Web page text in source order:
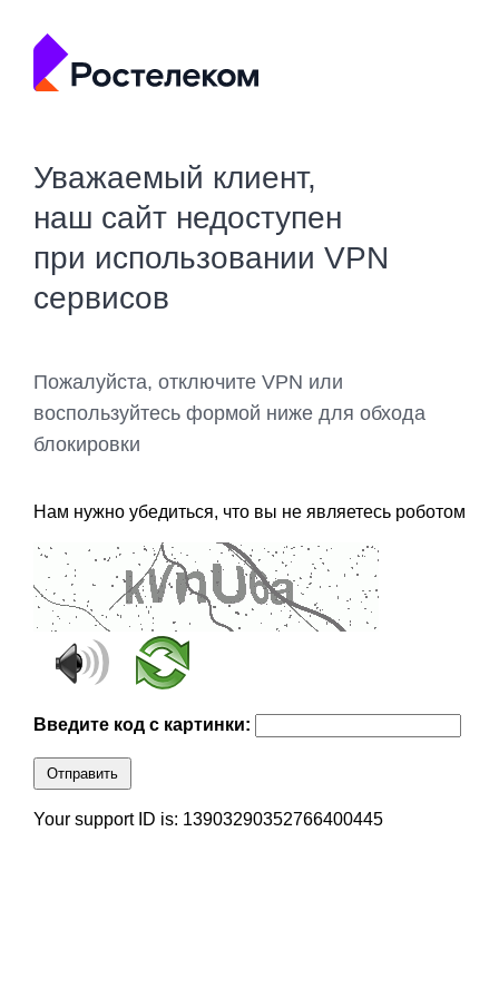
Уважаемый клиент,
наш сайт недоступен
при использовании VPN
сервисов
Пожалуйста, отключите VPN или
воспользуйтесь формой ниже для обхода
блокировки
Нам нужно убедиться, что вы не являетесь роботом
Введите код с картинки:
Отправить
Your support ID is: 13903290352766400445